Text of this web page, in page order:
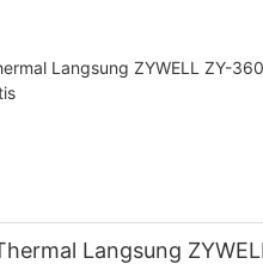
Langsung